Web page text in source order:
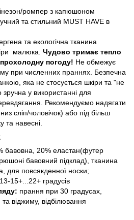
ромпер з капюшоном
та стильний MUST HAVE в
та екологічна тканина
малюка. Чудово тримає тепло
погоду! Не обмежує
при численних праннях. Безпечна
яка не стосується шкіри та "не
у використанні для
Рекомендуємо надягати
сліп/чоловічок) або під більш
та навесні.
бавовна, 20% еластан(футер
бавовний підклад), тканина
для повсякденної носки;
13-15+...22+ градусів
прання при 30 градусах,
віджиму, відбілювання